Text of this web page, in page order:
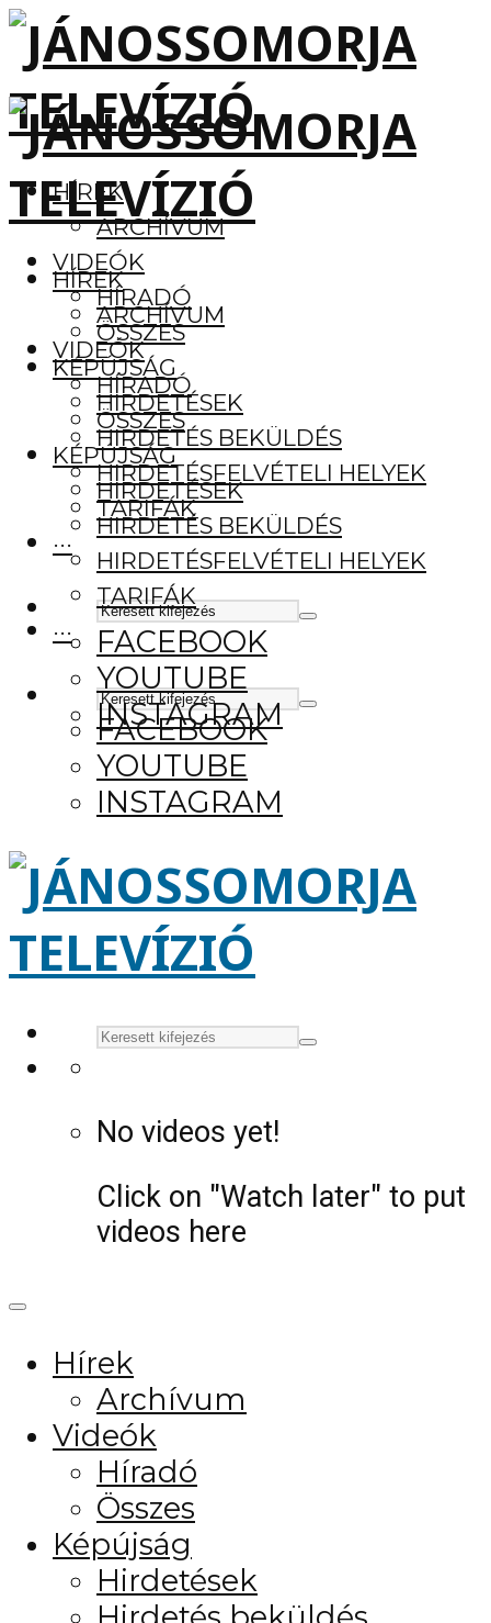
HÍREK
ARCHÍVUM
VIDEÓK
HÍRADÓ
ÖSSZES
KÉPÚJSÁG
HIRDETÉSEK
HIRDETÉS BEKÜLDÉS
HIRDETÉSFELVÉTELI HELYEK
TARIFÁK
···
FACEBOOK
YOUTUBE
INSTAGRAM
HÍREK
ARCHÍVUM
VIDEÓK
HÍRADÓ
ÖSSZES
KÉPÚJSÁG
HIRDETÉSEK
HIRDETÉS BEKÜLDÉS
HIRDETÉSFELVÉTELI HELYEK
TARIFÁK
···
FACEBOOK
YOUTUBE
INSTAGRAM
No videos yet!
Click on "Watch later" to put
videos here
Hírek
Archívum
Videók
Híradó
Összes
Képújság
Hirdetések